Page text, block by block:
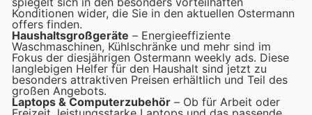
Konditionen wider, die Sie in den aktuellen Ostermann
offers finden.
Haushaltsgroßgeräte – Energieeffiziente
Waschmaschinen, Kühlschränke und mehr sind im
Fokus der diesjährigen Ostermann weekly ads. Diese
langlebigen Helfer für den Haushalt sind jetzt zu
besonders attraktiven Preisen erhältlich und Teil des
großen Angebots.
Laptops & Computerzubehör – Ob für Arbeit oder